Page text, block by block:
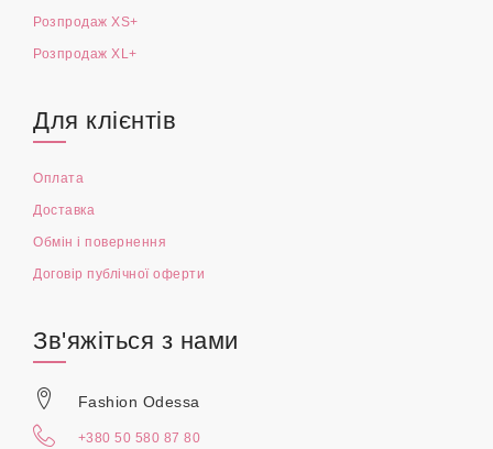
Розпродаж XS+
Розпродаж XL+
Для клієнтів
Оплата
Доставка
Обмін і повернення
Договір публічної оферти
Зв'яжіться з нами
Fashion Odessa
+380 50 580 87 80